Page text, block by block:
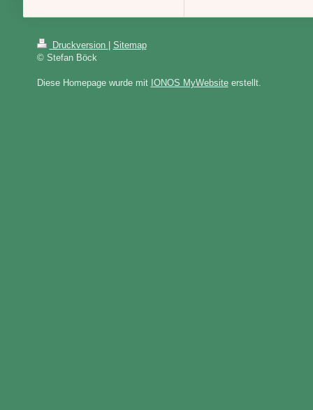
Druckversion
Sitemap
© Stefan Böck
Diese Homepage wurde mit IONOS MyWebsiteerstellt.